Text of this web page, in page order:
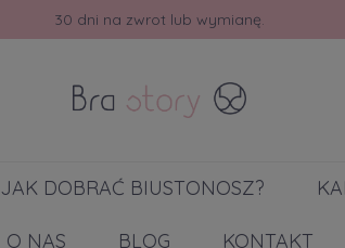
30 dni na zwrot lub wymianę.
JAK DOBRAĆ BIUSTONOSZ?
O NAS BLOG KONTAKT